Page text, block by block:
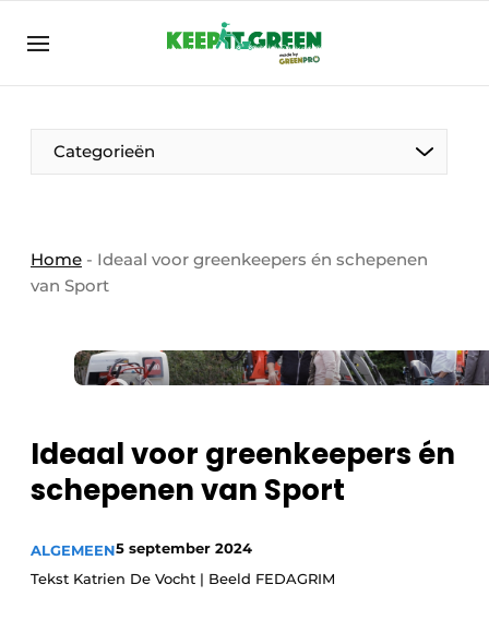
NL ENG FR
Categorieën
Home - Ideaal voor greenkeepers én schepenen
van Sport
Ideaal voor greenkeepers én
schepenen van Sport
ALGEMEEN5 september 2024
Tekst Katrien De Vocht | Beeld FEDAGRIM